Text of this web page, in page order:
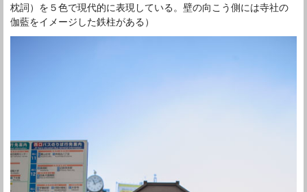
枕詞）を５色で現代的に表現している。壁の向こう側には寺社の
伽藍をイメージした鉄柱がある）